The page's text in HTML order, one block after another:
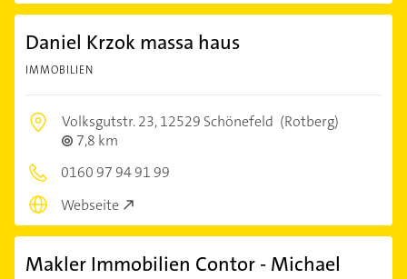
Daniel Krzok massa haus
IMMOBILIEN
Volksgutstr. 23,12529 Schönefeld (Rotberg)
7,8 km
0160 97 94 91 99
Webseite
Makler Immobilien Contor - Michael